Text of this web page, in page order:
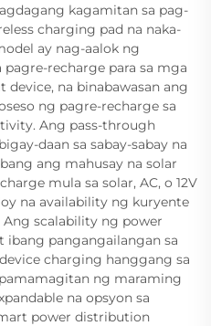
kagamitan sa pag-
charging pad na naka-
ay nag-aalok ng
recharge para sa mga
na binabawasan ang
ng pagre-recharge sa
Ang pass-through
daan sa sabay-sabay na
ang mahusay na solar
mula sa solar, AC, o 12V
na availability ng kuryente
scalability ng power
pangangailangan sa
charging hanggang sa
ng maraming
na opsyon sa
power distribution